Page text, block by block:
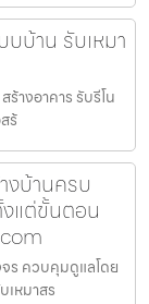
บ้าน รับเหมา
ร้างอาคาร รับรีโน
ร้
งบ้านครบ
แต่ขั้นตอน
ร ควบคุมดูแลโดย
หมาสร